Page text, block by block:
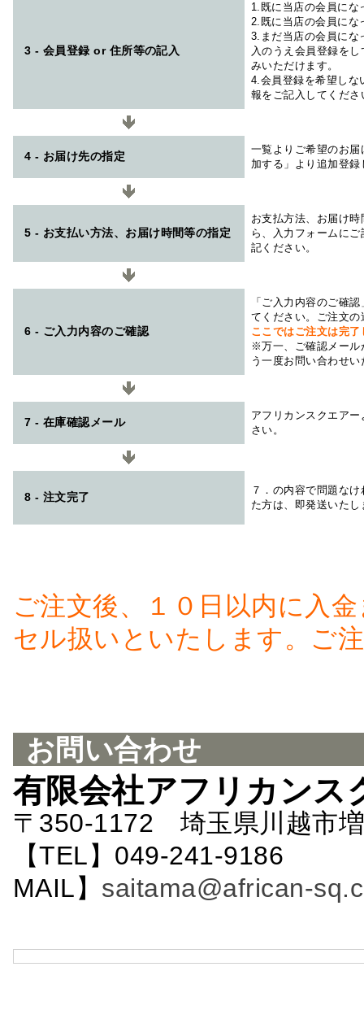
3 - 会員登録 or 住所等の記入
1.既に当店の会員にな
2.既に当店の会員にな
3.まだ当店の会員にな
入のうえ会員登録を
みいただけます。
4.会員登録を希望しな
報をご記入してくださ
4 - お届け先の指定
一覧よりご希望のお
加する」より追加登
5 - お支払い方法、お届け時間等の指定
お支払方法、お届け
ら、入力フォームに
記ください。
6 - ご入力内容のご確認
「ご入力内容のご確
てください。ご注文
ここではご注文は完
※万一、ご確認メール
う一度お問い合わせ
7 - 在庫確認メール
アフリカンスクエアー
さい。
8 - 注文完了
７．の内容で問題な
た方は、即発送いたし
ご注文後、１０日以内に入
セル扱いといたします。ご
お問い合わせ
有限会社アフリカンス
〒350-1172 埼玉県川越市
【TEL】049-241-
MAIL】 saitama@african-